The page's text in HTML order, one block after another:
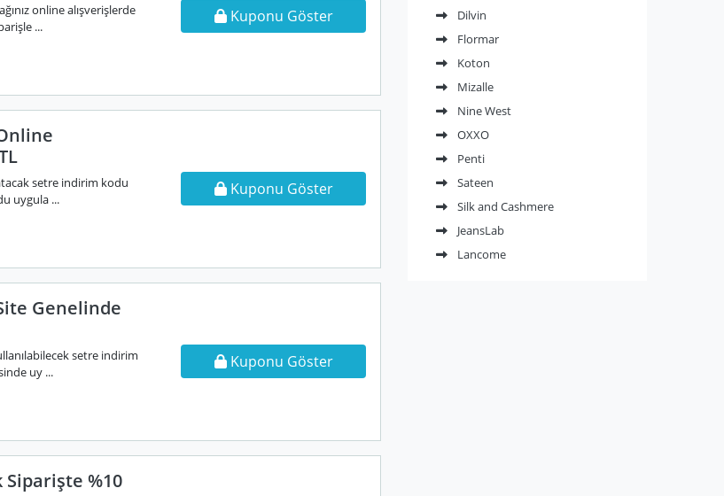
online alışverişlerde
...
Kuponu Göster
setre indirim kodu
uygula ...
Kuponu Göster
Genelinde
setre indirim
uy ...
Kuponu Göster
%10
Dilvin
Flormar
Koton
Mizalle
Nine West
OXXO
Penti
Sateen
Silk and Cashmere
JeansLab
Lancome